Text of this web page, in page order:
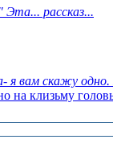
Эта... рассказ...
я вам скажу
на клизьму